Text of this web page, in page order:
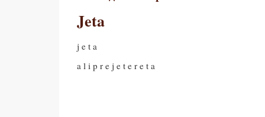
Jeta
j e t a
a l i p r e j e t e r e t a